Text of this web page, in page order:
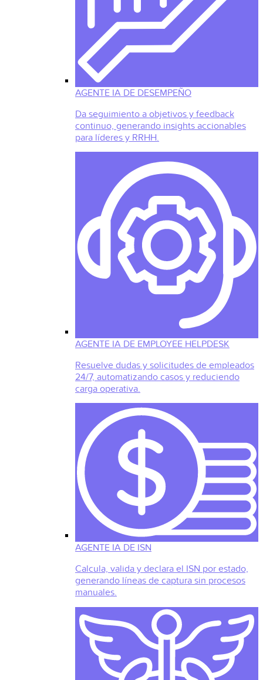
AGENTE IA DE DESEMPEÑO
Da seguimiento a objetivos y feedback
continuo, generando insights accionables
para líderes y RRHH.
AGENTE IA DE EMPLOYEE HELPDESK
Resuelve dudas y solicitudes de empleados
24/7, automatizando casos y reduciendo
carga operativa.
AGENTE IA DE ISN
Calcula, valida y declara el ISN por estado,
generando líneas de captura sin procesos
manuales.